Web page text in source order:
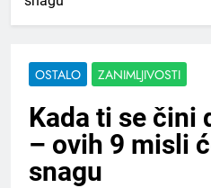
OSTALO ZANIMLJIVOSTI
Kada ti se čini
– ovih 9 misli
snagu